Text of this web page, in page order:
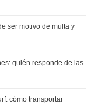
ser motivo de multa y
quién responde de las
cómo transportar